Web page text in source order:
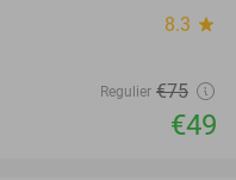
8.3 star
Regulier €75
€49